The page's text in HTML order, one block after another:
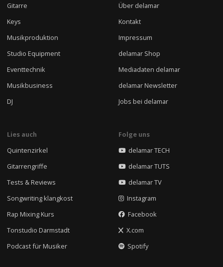
Gitarre
Keys
Musikproduktion
Studio Equipment
Eventtechnik
Musikbusiness
DJ
Über delamar
Kontakt
Impressum
delamar Shop
Mediadaten delamar
delamar Newsletter
Jobs bei delamar
Lies auch
Quintenzirkel
Gitarrengriffe
Tests & Reviews
Songwriting klangkost
Rap Mixing Kurs
Tonstudio Darmstadt
Podcast für Musiker
Folge uns
delamar TECH
delamar TUTS
delamar TV
Instagram
Facebook
X.com
Spotify